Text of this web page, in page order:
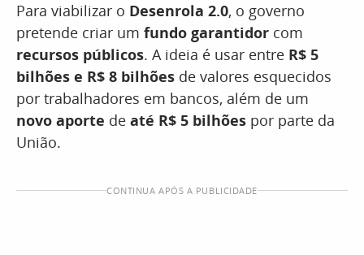
Para viabilizar o Desenrola 2.0, o governo
pretende criar um fundo garantidor com
recursos públicos. A ideia é usar entre R$ 5
bilhões e R$ 8 bilhões de valores esquecidos
por trabalhadores em bancos, além de um
novo aporte de até R$ 5 bilhões por parte da
União.
CONTINUA APÓS A PUBLICIDADE